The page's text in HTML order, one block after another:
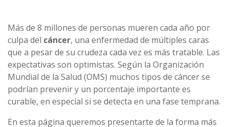
Más de 8 millones de personas mueren cada año por
culpa del cáncer, una enfermedad de múltiples caras
que a pesar de su crudeza cada vez es más tratable. Las
expectativas son optimistas. Según la Organización
Mundial de la Salud (OMS) muchos tipos de cáncer se
podrían prevenir y un porcentaje importante es
curable, en especial si se detecta en una fase temprana.
En esta página queremos presentarte de la forma más